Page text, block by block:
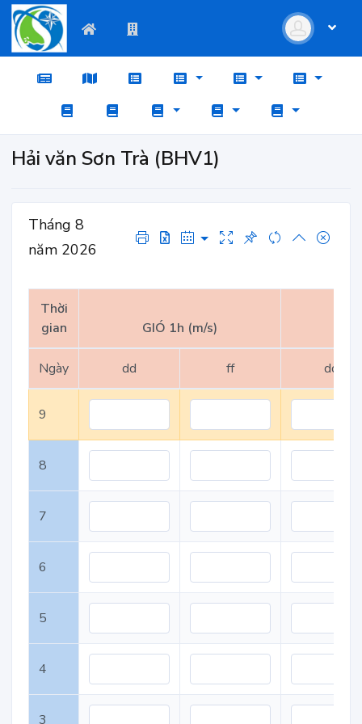
Hải văn Sơn Trà (BHV1)
Tháng 8
năm 2026
Thời
gian
GIÓ 1h (m/s)
Ngày dd ff dd
9
8
7
6
5
4
3